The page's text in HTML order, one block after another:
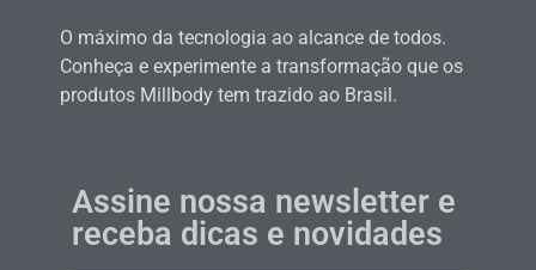
O máximo da tecnologia ao alcance de todos.
Conheça e experimente a transformação que os
produtos Millbody tem trazido ao Brasil.
Assine nossa newsletter e
receba dicas e novidades